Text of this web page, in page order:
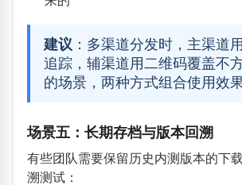
建议 ：多渠道分发时，主渠道
追踪，辅渠道用二维码覆盖不
的场景，两种方式组合使用效果
场景五：长期存档与版本回溯
有些团队需要保留历史内测版本的下
溯测试：